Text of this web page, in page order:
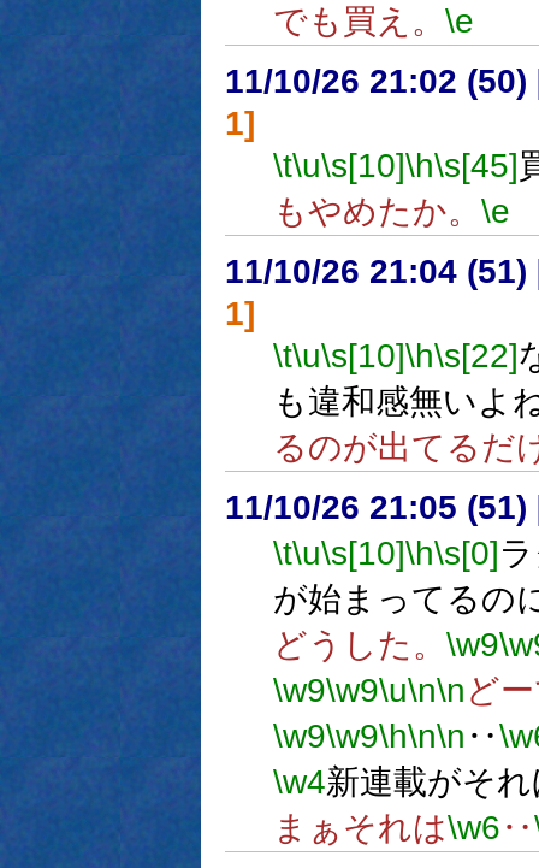
でも買え。 \e
11/10/26 21:02 (50)
1]
\t\u\s[10]\h\s[45]
もやめたか。 \e
11/10/26 21:04 (51)
1]
\t\u\s[10]\h\s[22]
も違和感無いよ
るのが出てるだ
11/10/26 21:05 (51)
\t\u\s[10]\h\s[0]
が始まってるの
どうした。 \w9
\w9\w9\u\n\nど
\w9\w9\h\n\n ‥
\w4新連載がそ
まぁそれは\w6‥